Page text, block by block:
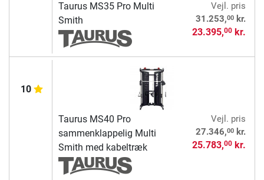
Taurus MS35 Pro Multi
Smith
Vejl. pris
31.253,00kr.
23.395,00kr.
10
Taurus MS40 Pro
sammenklappelig Multi
Smith med kabeltræk
Vejl. pris
27.346,00kr.
25.783,00kr.